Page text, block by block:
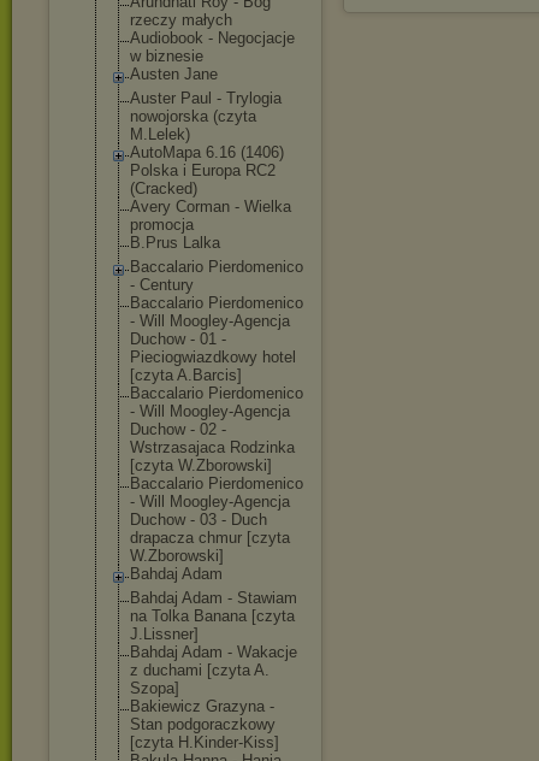
rzeczy małych
Audiobook - Negocjacje
w biznesie
Austen Jane
Auster Paul - Trylogia
nowojorska (czyta
M.Lelek)
AutoMapa 6.16 (1406)
Polska i Europa RC2
(Cracked)
Avery Corman - Wielka
promocja
B.Prus Lalka
Baccalario Pierdomenico
- Century
Baccalario Pierdomenico
- Will Moogley-Agencja
Duchow - 01 -
Pieciogwiazdkowy hotel
[czyta A.Barcis]
Baccalario Pierdomenico
- Will Moogley-Agencja
Duchow - 02 -
Wstrzasajaca Rodzinka
[czyta W.Zborowski]
Baccalario Pierdomenico
- Will Moogley-Agencja
Duchow - 03 - Duch
drapacza chmur [czyta
W.Zborowski]
Bahdaj Adam
Bahdaj Adam - Stawiam
na Tolka Banana [czyta
J.Lissner]
Bahdaj Adam - Wakacje
z duchami [czyta A.
Szopa]
Bakiewicz Grazyna -
Stan podgoraczkowy
[czyta H.Kinder-Kiss]